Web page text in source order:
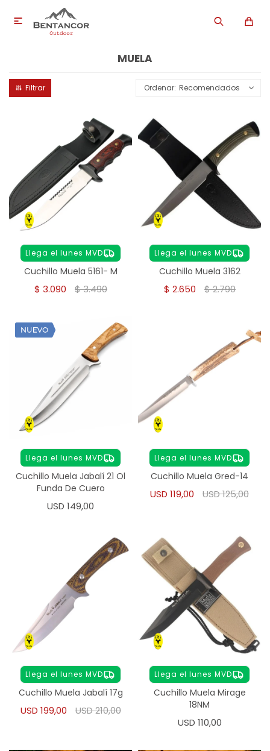

MUELA
Recomendados
Llega el lunes MVD
Cuchillo Muela 5161- M
$ 3.090 $3.490
Llega el lunes MVD
Cuchillo Muela 3162
$ 2.650 $2.790
Llega el lunes MVD
Cuchillo Muela Jabalí 21 Ol
Funda De Cuero
USD 149,00
Llega el lunes MVD
Cuchillo Muela Gred-14
USD 119,00 USD125,00
Llega el lunes MVD
Cuchillo Muela Jabalí 17g
USD 199,00 USD210,00
Llega el lunes MVD
Cuchillo Muela Mirage
18NM
USD 110,00